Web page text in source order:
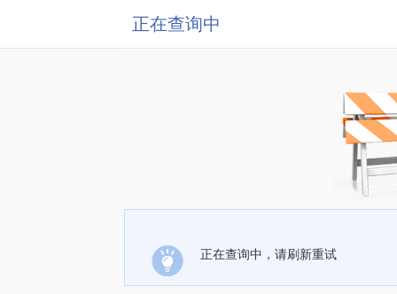
正在查询中
正在查询中，请刷新重试